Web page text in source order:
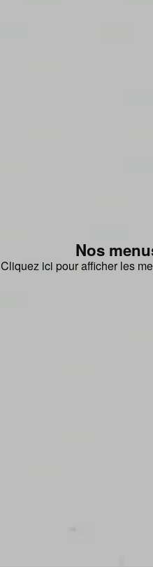
Nos
Cliquez ici pour afficher les